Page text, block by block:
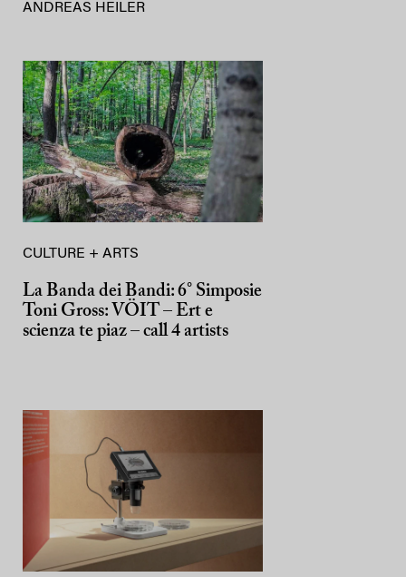
ANDREAS HEILER
CULTURE + ARTS
La Banda dei Bandi: 6° Simposie
Toni Gross: VÖIT – Ert e
scienza te piaz – call 4 artists